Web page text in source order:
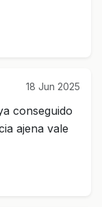
18 Jun 2025
conseguido
ajena vale